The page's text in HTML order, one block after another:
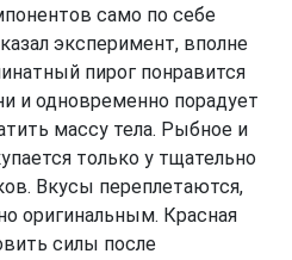
само по себе
эксперимент, вполне
пирог понравится
и одновременно порадует
массу тела. Рыбное и
только у тщательно
Вкусы переплетаются,
оригинальным. Красная
силы после